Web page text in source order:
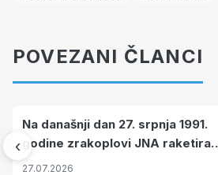
POVEZANI ČLANCI
‹
Na današnji dan 27. srpnja 1991.
godine zrakoplovi JNA raketirali
su vojarnu i obučni centar "Nikola
27.07.2026